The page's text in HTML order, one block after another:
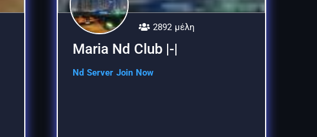
2892 μέλη
Maria Nd Club |-|
Nd Server Join Now